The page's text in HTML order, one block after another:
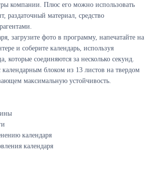
компании. Плюс его можно использовать
раздаточный материал, средство
загрузите фото в программу, напечатайте на
и соберите календарь, используя
которые соединяются за несколько секунд.
календарным блоком из 13 листов на твердом
максимальную устойчивость.
календаря
календаря